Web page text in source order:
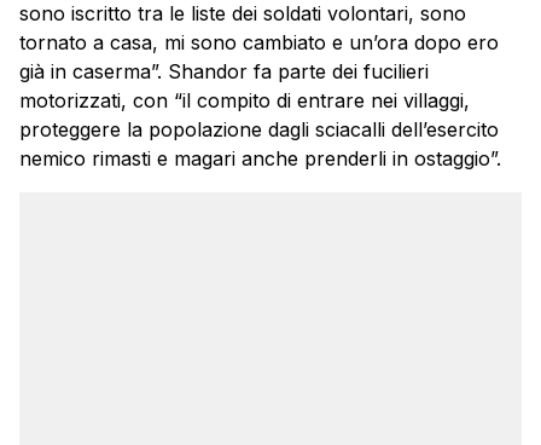
sono iscritto tra le liste dei soldati volontari, sono
tornato a casa, mi sono cambiato e un’ora dopo ero
già in caserma”. Shandor fa parte dei fucilieri
motorizzati, con “il compito di entrare nei villaggi,
proteggere la popolazione dagli sciacalli dell’esercito
nemico rimasti e magari anche prenderli in ostaggio”.